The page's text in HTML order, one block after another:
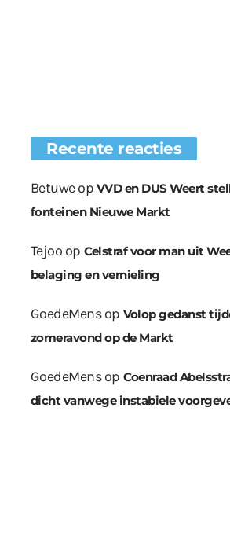
Recente reacties
Betuweop VVD en DUS Weert
fonteinen Nieuwe Markt
Tejoo op Celstraf voor man uit
belaging en vernieling
GoedeMensop Volop gedanst
zomeravond op de Markt
GoedeMensop Coenraad
dicht vanwege instabiele